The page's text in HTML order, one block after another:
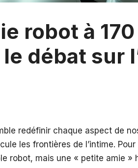
robot à
débat sur
redéfinir chaque aspect de
les frontières de l’intime.
robot, mais une « petite amie »